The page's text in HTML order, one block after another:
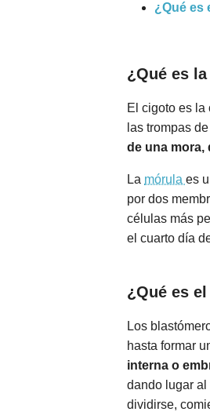
¿Qué es
¿Qué es
El cigoto es la
las trompas
de una mora,
La mórula es
por dos
células más
el cuarto día
¿Qué es
Los
hasta formar
interna o
dando lugar al
dividirse,